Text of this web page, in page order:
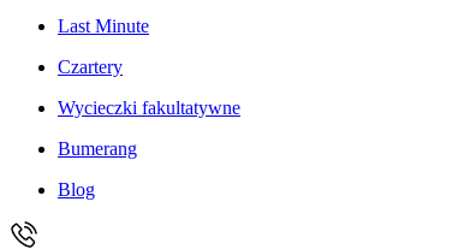
Last Minute
Czartery
Wycieczki fakultatywne
Bumerang
Blog